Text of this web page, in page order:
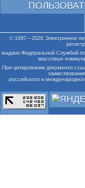
© 1997—2026 Электронное
выдано Федеральной Службой
массовых
При цитировании документа
российского и